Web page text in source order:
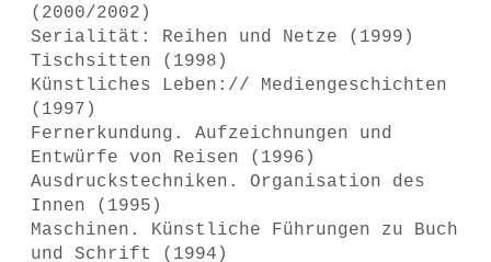
(2000/2002)
Serialität: Reihen und Netze (1999)
Tischsitten (1998)
Künstliches Leben:// Mediengeschichten
(1997)
Fernerkundung. Aufzeichnungen und
Entwürfe von Reisen (1996)
Ausdruckstechniken. Organisation des
Innen (1995)
Maschinen. Künstliche Führungen zu Buch
und Schrift (1994)